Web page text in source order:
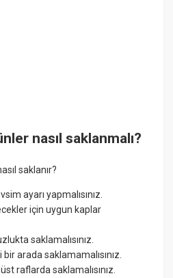
nasıl saklanmalı?
saklanır?
ayarı yapmalısınız.
için uygun kaplar
saklamalısınız.
arada saklamamalısınız.
raflarda saklamalısınız.